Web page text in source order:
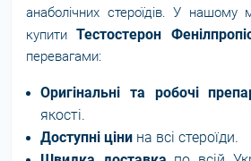
анаболічних стероїдів. У нашому
купитиТестостерон
перевагами:
Оригінальні та робочі
якості.
Доступні ціни на всі стероїди.